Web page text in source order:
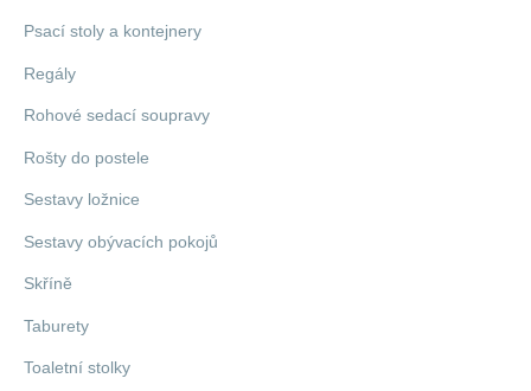
Psací stoly a kontejnery
Regály
Rohové sedací soupravy
Rošty do postele
Sestavy ložnice
Sestavy obývacích pokojů
Skříně
Taburety
Toaletní stolky